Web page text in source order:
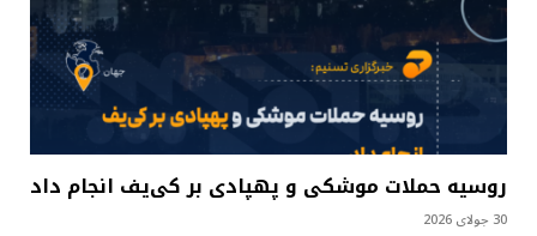
روسیه حملات موشکی و پهپادی بر کی‌یف انجام داد
30 جولای 2026